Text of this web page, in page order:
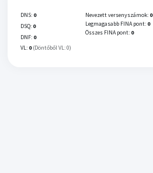
DNS: 0
DSQ: 0
DNF: 0
VL: 0 (Döntőből VL: 0)
Nevezett versenyszámok: 0
Legmagasabb FINA pont: 0
Összes FINA pont: 0